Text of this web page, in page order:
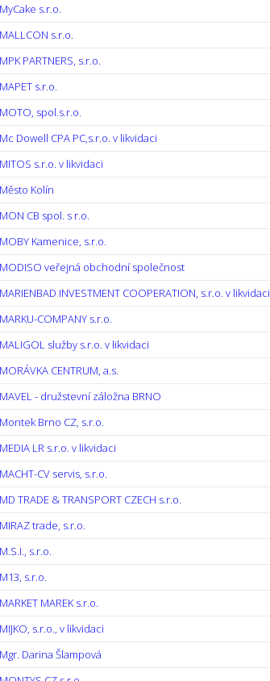
MyCake s.r.o.
MALLCON s.r.o.
MPK PARTNERS, s.r.o.
MAPET s.r.o.
MOTO, spol.s.r.o.
Mc Dowell CPA PC,s.r.o. v likvidaci
MITOS s.r.o. v likvidaci
Město Kolín
MON CB spol. s r.o.
MOBY Kamenice, s.r.o.
MODISO veřejná obchodní společnost
MARIENBAD INVESTMENT COOPERATION, s.r.o. v likvidaci
MARKU-COMPANY s.r.o.
MALIGOL služby s.r.o. v likvidaci
MORÁVKA CENTRUM, a.s.
MAVEL - družstevní záložna BRNO
Montek Brno CZ, s.r.o.
MEDIA LR s.r.o. v likvidaci
MACHT-CV servis, s.r.o.
MD TRADE & TRANSPORT CZECH s.r.o.
MIRAZ trade, s.r.o.
M.S.I., s.r.o.
M13, s.r.o.
MARKET MAREK s.r.o.
MIJKO, s.r.o., v likvidaci
Mgr. Darina Šlampová